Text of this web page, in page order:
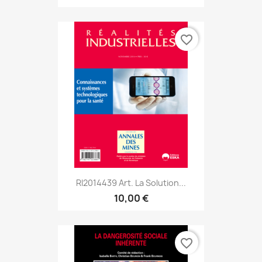
RI2014439 Art. La Solution...
10,00 €
favorite_border
favorite_border